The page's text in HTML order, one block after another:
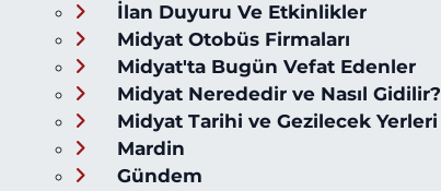
İlan Duyuru Ve Etkinlikler
Midyat Otobüs Firmaları
Midyat'ta Bugün Vefat Edenler
Midyat Nerededir ve Nasıl Gidilir?
Midyat Tarihi ve Gezilecek Yerleri
Mardin
Gündem